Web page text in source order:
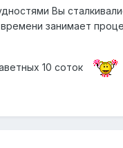
Вы
занимает
10 соток